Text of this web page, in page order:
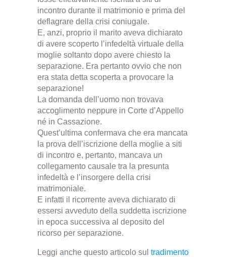
incontro durante il matrimonio e prima del
deflagrare della crisi coniugale.
E, anzi, proprio il marito aveva dichiarato
di avere scoperto l’infedeltà virtuale della
moglie soltanto dopo avere chiesto la
separazione. Era pertanto ovvio che non
era stata detta scoperta a provocare la
separazione!
La domanda dell’uomo non trovava
accoglimento neppure in Corte d’Appello
né in Cassazione.
Quest’ultima confermava che era mancata
la prova dell’iscrizione della moglie a siti
di incontro e, pertanto, mancava un
collegamento causale tra la presunta
infedeltà e l’insorgere della crisi
matrimoniale.
E infatti il ricorrente aveva dichiarato di
essersi avveduto della suddetta iscrizione
in epoca successiva al deposito del
ricorso per separazione.
Leggi anche questo articolo sul tradimento